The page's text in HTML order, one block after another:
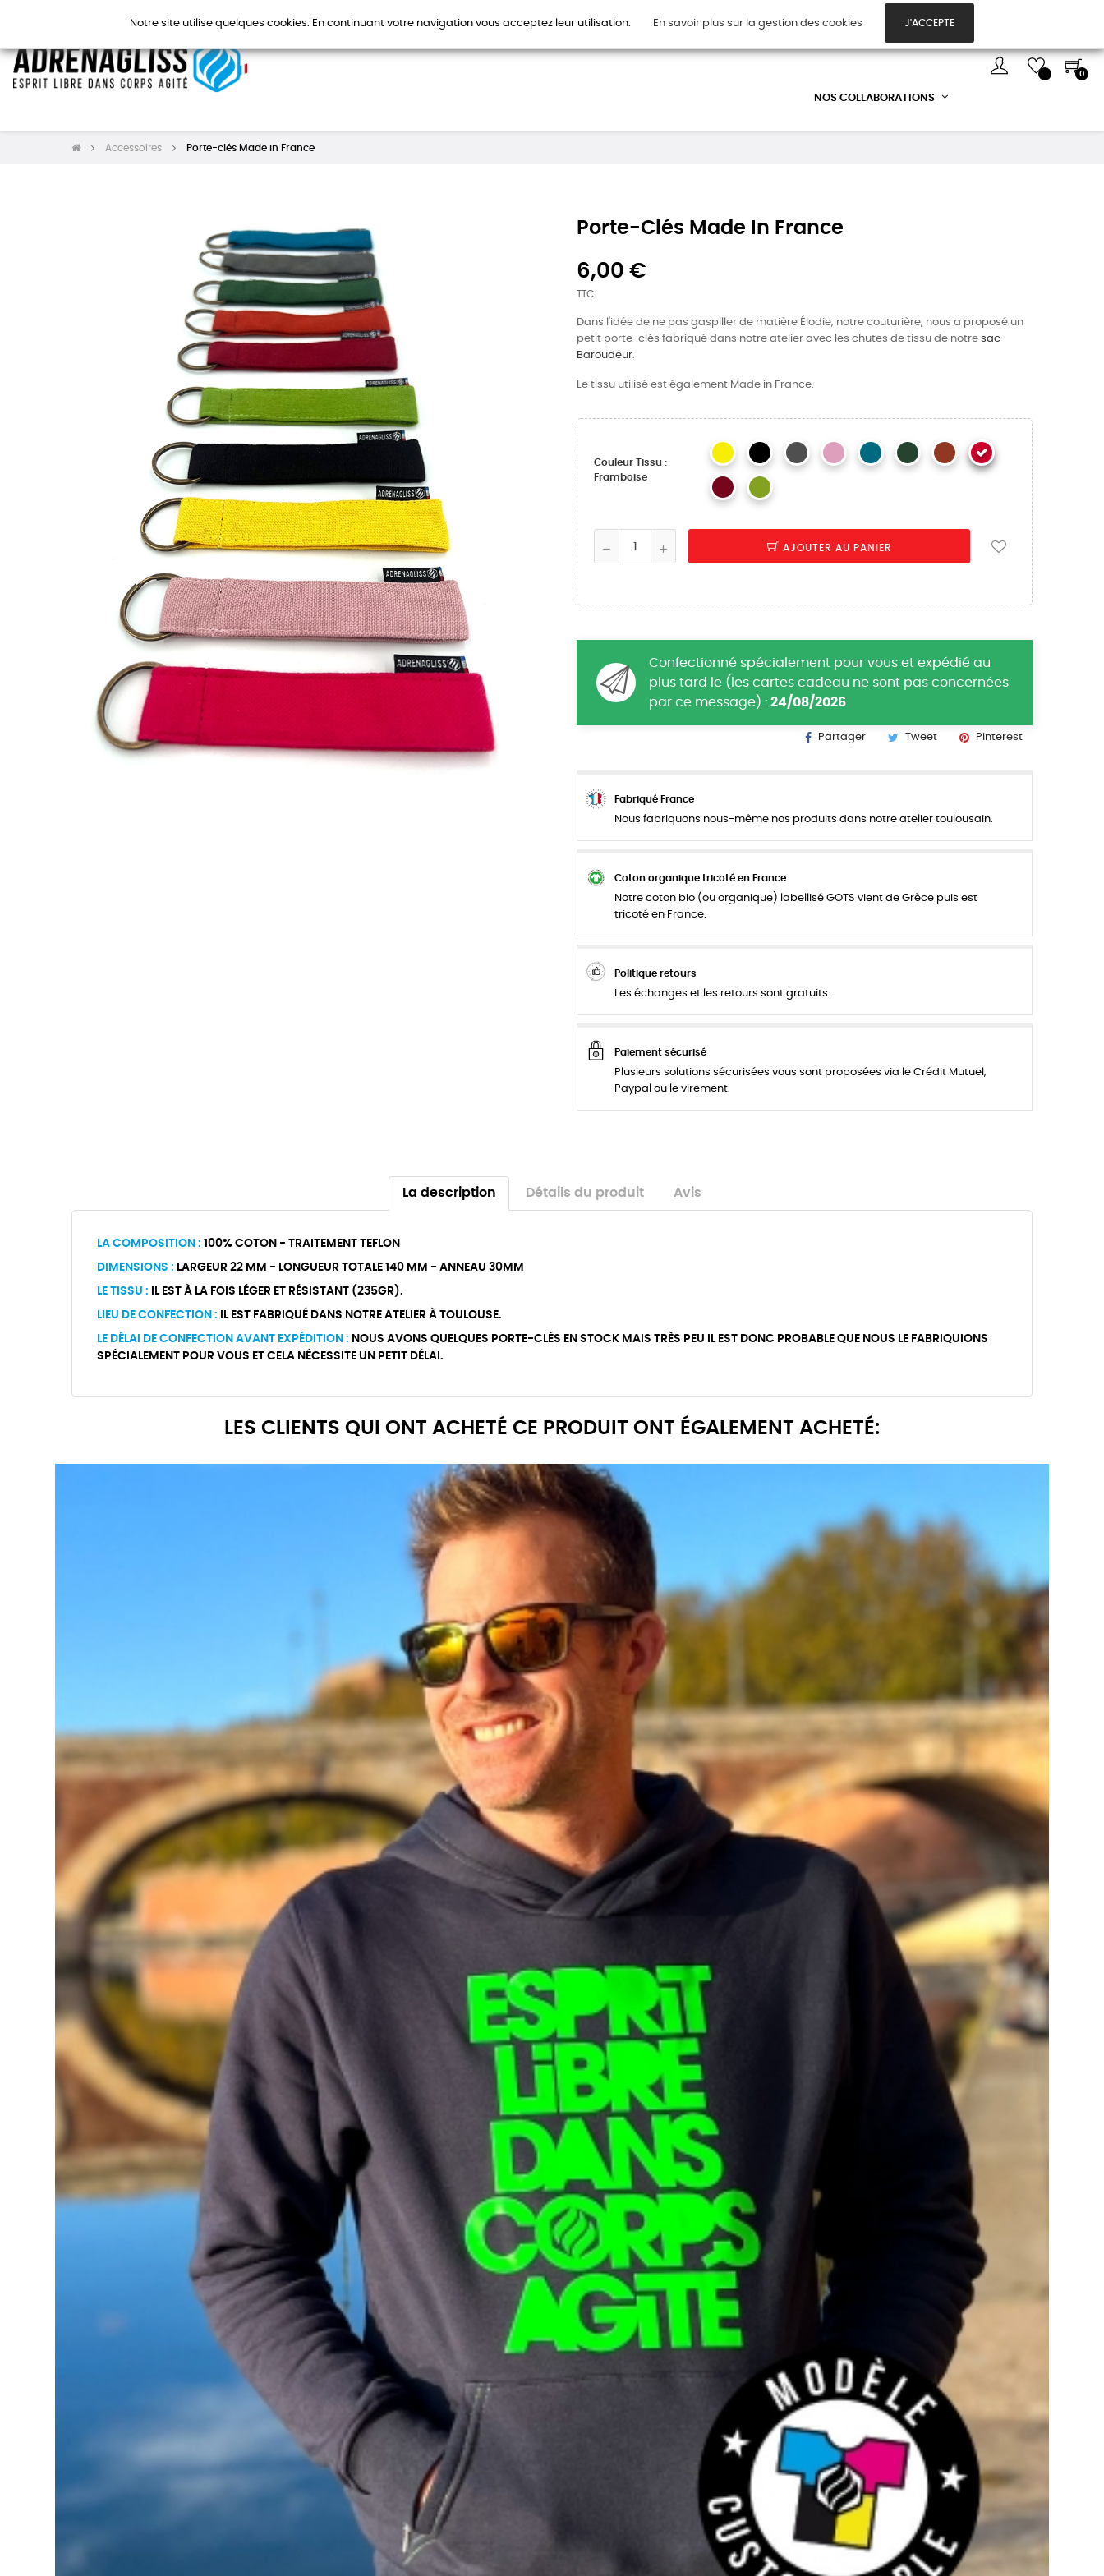
HOMMES FEMMES CARTES CADEAUX
NOS COLLABORATIONS
0
Accessoires Porte-clés Made in France
Porte-Clés Made In France
6,00 €
TTC
Dans l'idée de ne pas gaspiller de matière Élodie, notre couturière, nous a proposé un
petit porte-clés fabriqué dans notre atelier avec les chutes de tissu de notre sac
Baroudeur.
Le tissu utilisé est également Made in France.
Couleur Tissu :
Framboise
AJOUTER AU PANIER
Confectionné spécialement pour vous et expédié au
plus tard le (les cartes cadeau ne sont pas concernées
par ce message) : 24/08/2026
Partager Tweet Pinterest
Fabriqué France
Nous fabriquons nous-même nos produits dans notre atelier toulousain.
Coton organique tricoté en France
Notre coton bio (ou organique) labellisé GOTS vient de Grèce puis est
tricoté en France.
Politique retours
Les échanges et les retours sont gratuits.
Paiement sécurisé
Plusieurs solutions sécurisées vous sont proposées via le Crédit Mutuel,
Paypal ou le virement.
La description Détails du produit Avis
LA COMPOSITION : 100% COTON - TRAITEMENT TEFLON
DIMENSIONS : LARGEUR 22 MM - LONGUEUR TOTALE 140 MM - ANNEAU 30MM
LE TISSU : IL EST À LA FOIS LÉGER ET RÉSISTANT (235GR).
LIEU DE CONFECTION : IL EST FABRIQUÉ DANS NOTRE ATELIER À TOULOUSE.
LE DÉLAI DE CONFECTION AVANT EXPÉDITION : NOUS AVONS QUELQUES PORTE-CLÉS EN STOCK MAIS TRÈS PEU IL EST DONC PROBABLE QUE NOUS LE FABRIQUIONS
SPÉCIALEMENT POUR VOUS ET CELA NÉCESSITE UN PETIT DÉLAI.
LES CLIENTS QUI ONT ACHETÉ CE PRODUIT ONT ÉGALEMENT ACHETÉ:
Notre site utilise quelques cookies. En continuant votre navigation vous acceptez leur utilisation. En savoir plus sur la gestion des cookies J'ACCEPTE